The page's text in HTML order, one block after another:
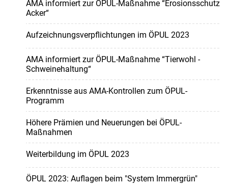
AMA informiert zur ÖPUL-Maßnahme “Erosionsschutz
Acker“
Aufzeichnungsverpflichtungen im ÖPUL 2023
AMA informiert zur ÖPUL-Maßnahme “Tierwohl -
Schweinehaltung“
Erkenntnisse aus AMA-Kontrollen zum ÖPUL-
Programm
Höhere Prämien und Neuerungen bei ÖPUL-
Maßnahmen
Weiterbildung im ÖPUL 2023
ÖPUL 2023: Auflagen beim "System Immergrün"